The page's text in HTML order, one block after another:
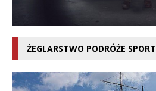
ŻEGLARSTWO PODRÓŻE SPORT